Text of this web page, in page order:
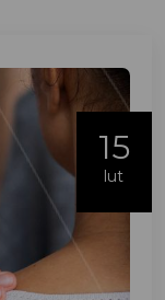
15
lut